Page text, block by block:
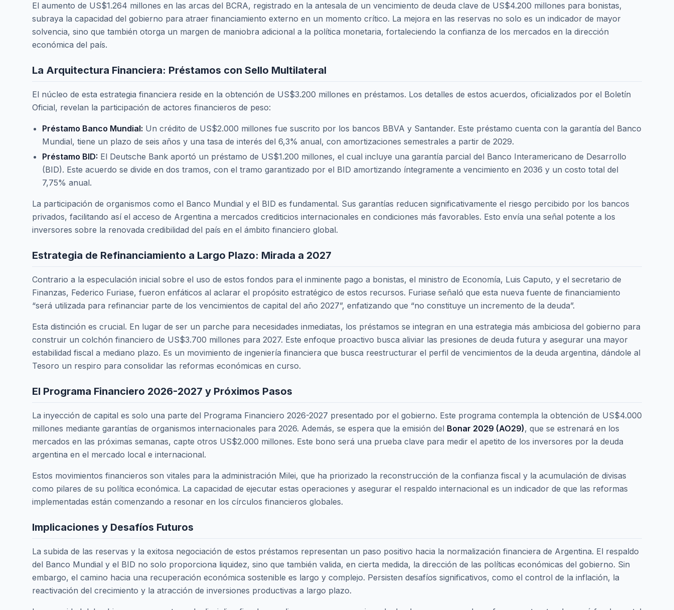
El aumento de US$1.264 millones en las arcas del BCRA, registrado en la antesala de un vencimiento de deuda clave de US$4.200 millones para bonistas,
subraya la capacidad del gobierno para atraer financiamiento externo en un momento crítico. La mejora en las reservas no solo es un indicador de mayor
solvencia, sino que también otorga un margen de maniobra adicional a la política monetaria, fortaleciendo la confianza de los mercados en la dirección
económica del país.
La Arquitectura Financiera: Préstamos con Sello Multilateral
El núcleo de esta estrategia financiera reside en la obtención de US$3.200 millones en préstamos. Los detalles de estos acuerdos, oficializados por el Boletín
Oficial, revelan la participación de actores financieros de peso:
Préstamo Banco Mundial: Un crédito de US$2.000 millones fue suscrito por los bancos BBVA y Santander. Este préstamo cuenta con la garantía del Banco
Mundial, tiene un plazo de seis años y una tasa de interés del 6,3% anual, con amortizaciones semestrales a partir de 2029.
Préstamo BID: El Deutsche Bank aportó un préstamo de US$1.200 millones, el cual incluye una garantía parcial del Banco Interamericano de Desarrollo
(BID). Este acuerdo se divide en dos tramos, con el tramo garantizado por el BID amortizando íntegramente a vencimiento en 2036 y un costo total del
7,75% anual.
La participación de organismos como el Banco Mundial y el BID es fundamental. Sus garantías reducen significativamente el riesgo percibido por los bancos
privados, facilitando así el acceso de Argentina a mercados crediticios internacionales en condiciones más favorables. Esto envía una señal potente a los
inversores sobre la renovada credibilidad del país en el ámbito financiero global.
Estrategia de Refinanciamiento a Largo Plazo: Mirada a 2027
Contrario a la especulación inicial sobre el uso de estos fondos para el inminente pago a bonistas, el ministro de Economía, Luis Caputo, y el secretario de
Finanzas, Federico Furiase, fueron enfáticos al aclarar el propósito estratégico de estos recursos. Furiase señaló que esta nueva fuente de financiamiento
“será utilizada para refinanciar parte de los vencimientos de capital del año 2027”, enfatizando que “no constituye un incremento de la deuda”.
Esta distinción es crucial. En lugar de ser un parche para necesidades inmediatas, los préstamos se integran en una estrategia más ambiciosa del gobierno para
construir un colchón financiero de US$3.700 millones para 2027. Este enfoque proactivo busca aliviar las presiones de deuda futura y asegurar una mayor
estabilidad fiscal a mediano plazo. Es un movimiento de ingeniería financiera que busca reestructurar el perfil de vencimientos de la deuda argentina, dándole al
Tesoro un respiro para consolidar las reformas económicas en curso.
El Programa Financiero 2026-2027 y Próximos Pasos
La inyección de capital es solo una parte del Programa Financiero 2026-2027 presentado por el gobierno. Este programa contempla la obtención de US$4.000
millones mediante garantías de organismos internacionales para 2026. Además, se espera que la emisión del Bonar 2029 (AO29), que se estrenará en los
mercados en las próximas semanas, capte otros US$2.000 millones. Este bono será una prueba clave para medir el apetito de los inversores por la deuda
argentina en el mercado local e internacional.
Estos movimientos financieros son vitales para la administración Milei, que ha priorizado la reconstrucción de la confianza fiscal y la acumulación de divisas
como pilares de su política económica. La capacidad de ejecutar estas operaciones y asegurar el respaldo internacional es un indicador de que las reformas
implementadas están comenzando a resonar en los círculos financieros globales.
Implicaciones y Desafíos Futuros
La subida de las reservas y la exitosa negociación de estos préstamos representan un paso positivo hacia la normalización financiera de Argentina. El respaldo
del Banco Mundial y el BID no solo proporciona liquidez, sino que también valida, en cierta medida, la dirección de las políticas económicas del gobierno. Sin
embargo, el camino hacia una recuperación económica sostenible es largo y complejo. Persisten desafíos significativos, como el control de la inflación, la
reactivación del crecimiento y la atracción de inversiones productivas a largo plazo.